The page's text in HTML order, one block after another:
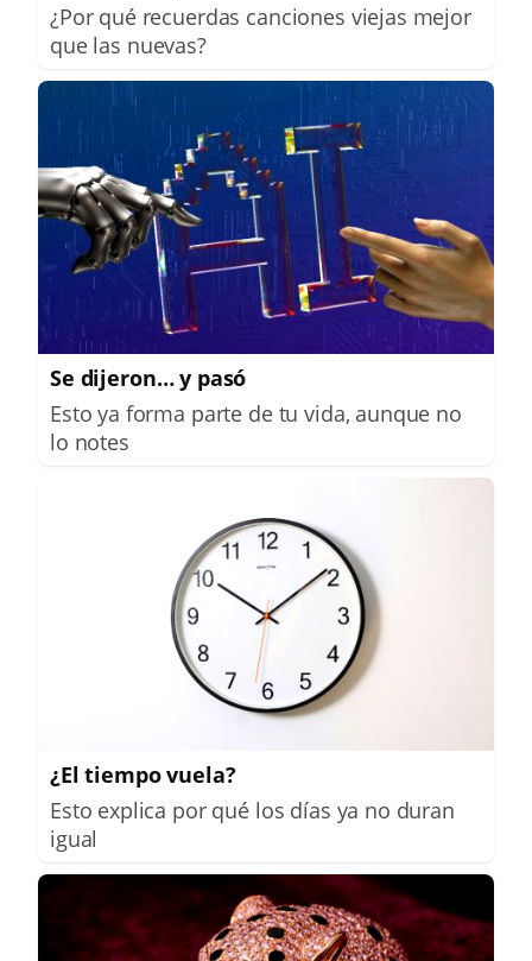
¿Por qué recuerdas canciones viejas mejor
que las nuevas?
Se dijeron… y pasó
Esto ya forma parte de tu vida, aunque no
lo notes
¿El tiempo vuela?
Esto explica por qué los días ya no duran
igual